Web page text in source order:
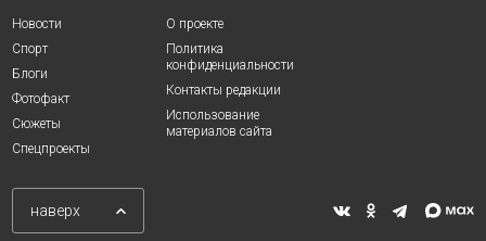
Новости
Спорт
Блоги
Фотофакт
Сюжеты
Спецпроекты
О проекте
Политика
конфиденциальности
Контакты редакции
Использование
материалов сайта
наверх